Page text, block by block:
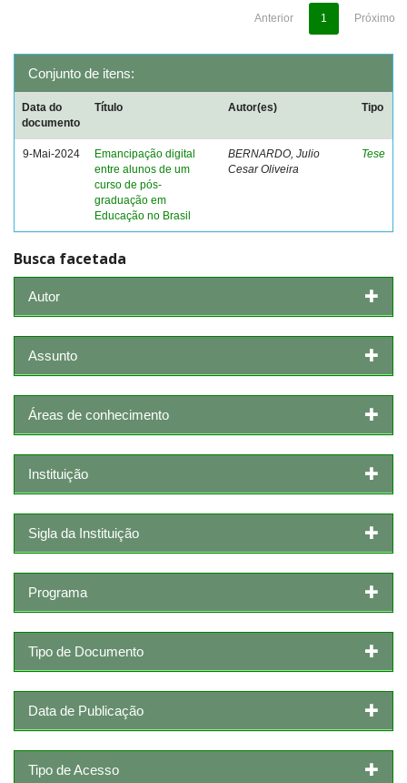
Anterior 1 Próximo
Conjunto de itens:
Data do
documento
Título Autor(es) Tipo
9-Mai-2024
Emancipação digital
entre alunos de um
curso de pós-
graduação em
Educação no Brasil
BERNARDO, Julio
Cesar Oliveira
Tese
Busca facetada
Autor
Assunto
Áreas de conhecimento
Instituição
Sigla da Instituição
Programa
Tipo de Documento
Data de Publicação
Tipo de Acesso